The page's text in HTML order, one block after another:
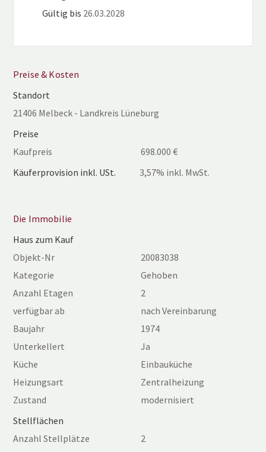
würden bei Bedarf auch Ihnen gern zur Verfügung
Überzeugen Sie sich selbst von diesem besonderen
Angebot – wir freuen uns auf Ihre Kontaktaufnahme.
Preise & Kosten
Standort
21406 Melbeck - Landkreis Lüneburg
Preise
Kaufpreis
698.000 €
Käuferprovision inkl. USt.
3,57% inkl. MwSt.
Die Immobilie
Haus zum Kauf
Objekt-Nr
20083038
Kategorie
Gehoben
Anzahl Etagen
2
verfügbar ab
nach Vereinbarung
Baujahr
1974
Unterkellert
Ja
Küche
Einbauküche
Heizungsart
Zentralheizung
Zustand
modernisiert
Stellflächen
Anzahl Stellplätze
2
Gültig bis 26.03.2028